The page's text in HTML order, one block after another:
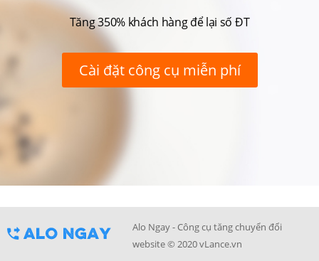
Tăng 350% khách hàng để lại số ĐT
Cài đặt công cụ miễn phí
Alo Ngay - Công cụ tăng chuyển đổi
website © 2020 vLance.vn